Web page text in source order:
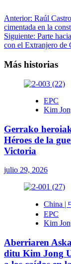
Navegación
de
entradas
Anterior: Raúl
cimentada en la
Siguiente: Parte
con el Extranjero de
Más historias
EPC
Kim
Gerrako
Héroes de la
Victoria
julio 29, 2026
China |
EPC
Kim
Aberriaren
ditu Kim Jong